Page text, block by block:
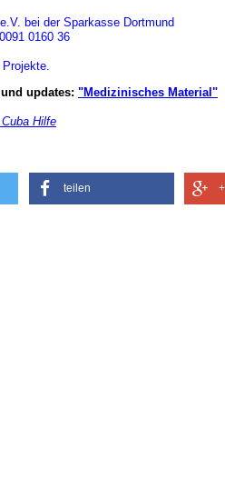
bei der Sparkasse Dortmund
0160 36
updates: "Medizinisches Material"
Hilfe
teilen